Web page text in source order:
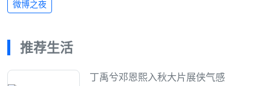
微博之夜
推荐生活
丁禹兮邓恩熙入秋大片展侠气感